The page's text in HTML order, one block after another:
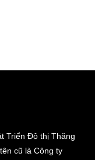
Triển Đô thị Thăng
cũ là Công ty